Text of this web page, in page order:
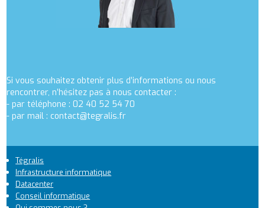
Si vous souhaitez obtenir plus d’informations ou nous
rencontrer, n’hésitez pas à nous contacter :
- par téléphone : 02 40 52 54 70
- par mail : contact@tegralis.fr
Footer
1
Tégralis
Infrastructure informatique
Datacenter
Conseil informatique